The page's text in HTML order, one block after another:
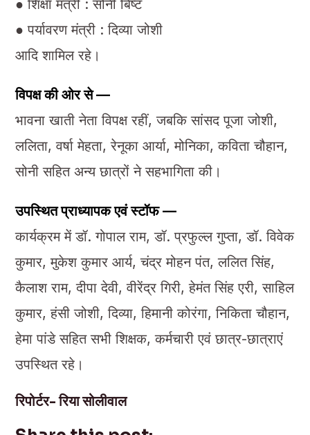
● शिक्षा मंत्री : सोनी बिष्ट
● पर्यावरण मंत्री : दिव्या जोशी
आदि शामिल रहे।
विपक्ष की ओर से —
भावना खाती नेता विपक्ष रहीं, जबकि सांसद पूजा जोशी,
ललिता, वर्षा मेहता, रेनूका आर्या, मोनिका, कविता चौहान,
सोनी सहित अन्य छात्रों ने सहभागिता की।
उपस्थित प्राध्यापक एवं स्टॉफ —
कार्यक्रम में डॉ. गोपाल राम, डॉ. प्रफुल्ल गुप्ता, डॉ. विवेक
कुमार, मुकेश कुमार आर्य, चंद्र मोहन पंत, ललित सिंह,
कैलाश राम, दीपा देवी, वीरेंद्र गिरी, हेमंत सिंह एरी, साहिल
कुमार, हंसी जोशी, दिव्या, हिमानी कोरंगा, निकिता चौहान,
हेमा पांडे सहित सभी शिक्षक, कर्मचारी एवं छात्र-छात्राएं
उपस्थित रहे।
रिपोर्टर- रिया सोलीवाल